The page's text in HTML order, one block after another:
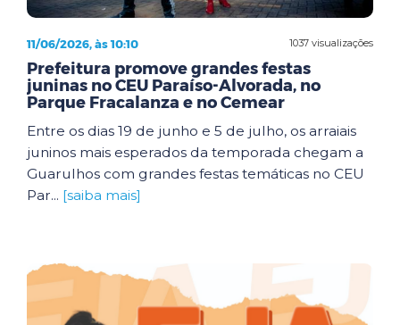
1037 visualizações
11/06/2026, às 10:10
Prefeitura promove grandes festas
juninas no CEU Paraíso-Alvorada, no
Parque Fracalanza e no Cemear
Entre os dias 19 de junho e 5 de julho, os arraiais
juninos mais esperados da temporada chegam a
Guarulhos com grandes festas temáticas no CEU
Par... [saiba mais]